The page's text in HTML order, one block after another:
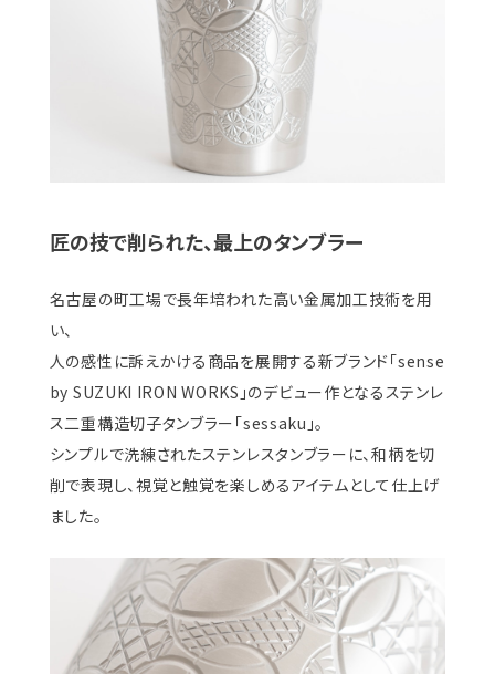
匠の技で削られた、最上のタンブラー
名古屋の町工場で長年培われた高い金属加工技術を用
い、
人の感性に訴えかける商品を展開する新ブランド「sense
by SUZUKI IRON WORKS」のデビュー作となるステンレ
ス二重構造切子タンブラー「sessaku」。
シンプルで洗練されたステンレスタンブラーに、和柄を切
削で表現し、視覚と触覚を楽しめるアイテムとして仕上げ
ました。